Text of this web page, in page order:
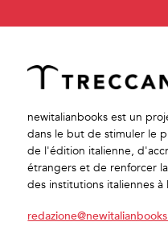
newitalianbooks est un
dans le but de stimuler le
de l'édition italienne,
étrangers et de renforcer
des institutions italiennes à